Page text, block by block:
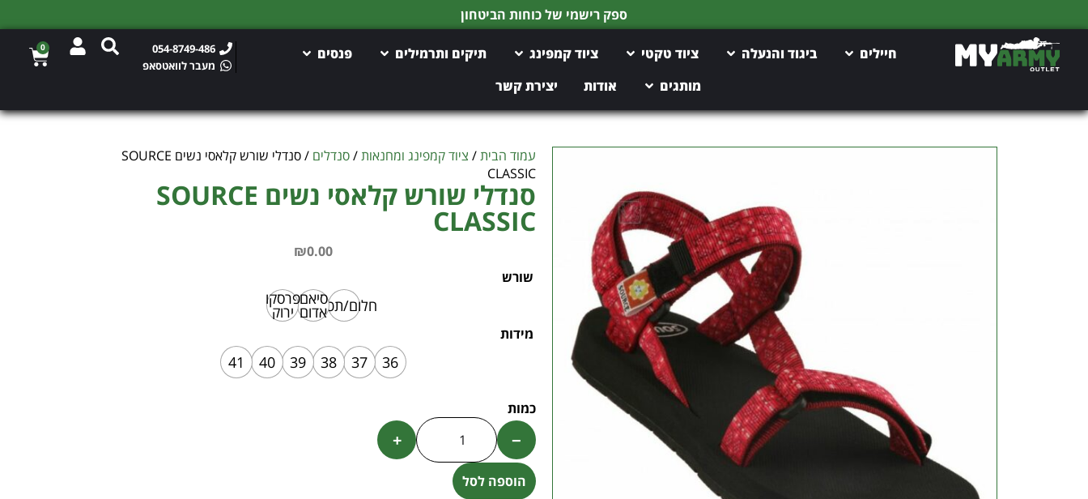
חיילים ביגוד והנעלה ציוד טקטי ציוד קמפינג תיקים ותרמילים
פנסים
מותגים
אודות יצירת קשר
054-8749-486
מעבר לוואטסאפ
0
עמוד הבית/ ציוד קמפינג ומחנאות/סנדלים
/ סנדלי שורש קלאסי נשים SOURCE
CLASSIC
סנדלי שורש קלאסי נשים SOURCE
CLASSIC
₪0.00
שורש
חלום/תכלת
סיאם
אדום
פרסקו
ירוק
מידות
36
37
38
39
40
41
−
+
הוספה לסל